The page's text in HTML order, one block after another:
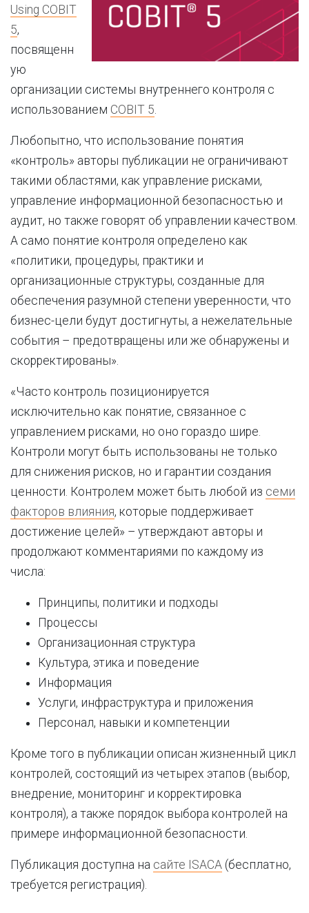
Using COBIT
5,
посвященн
ую
организации системы внутреннего контроля с
использованием COBIT 5.
Любопытно, что использование понятия
«контроль» авторы публикации не ограничивают
такими областями, как управление рисками,
управление информационной безопасностью и
аудит, но также говорят об управлении качеством.
А само понятие контроля определено как
«политики, процедуры, практики и
организационные структуры, созданные для
обеспечения разумной степени уверенности, что
бизнес-цели будут достигнуты, а нежелательные
события – предотвращены или же обнаружены и
скорректированы».
«Часто контроль позиционируется
исключительно как понятие, связанное с
управлением рисками, но оно гораздо шире.
Контроли могут быть использованы не только
для снижения рисков, но и гарантии создания
ценности. Контролем может быть любой из семи
факторов влияния, которые поддерживает
достижение целей» – утверждают авторы и
продолжают комментариями по каждому из
числа:
Принципы, политики и подходы
Процессы
Организационная структура
Культура, этика и поведение
Информация
Услуги, инфраструктура и приложения
Персонал, навыки и компетенции
Кроме того в публикации описан жизненный цикл
контролей, состоящий из четырех этапов (выбор,
внедрение, мониторинг и корректировка
контроля), а также порядок выбора контролей на
примере информационной безопасности.
Публикация доступна на сайте ISACA (бесплатно,
требуется регистрация).